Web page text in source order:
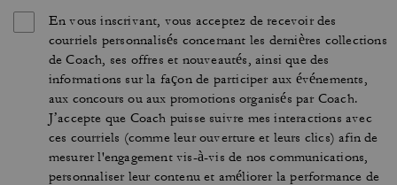
En vous inscrivant, vous acceptez de recevoir des
courriels personnalisés concernant les dernières collections
de Coach, ses offres et nouveautés, ainsi que des
informations sur la façon de participer aux événements,
aux concours ou aux promotions organisés par Coach.
J’accepte que Coach puisse suivre mes interactions avec
ces courriels (comme leur ouverture et leurs clics) afin de
mesurer l'engagement vis-à-vis de nos communications,
personnaliser leur contenu et améliorer la performance de